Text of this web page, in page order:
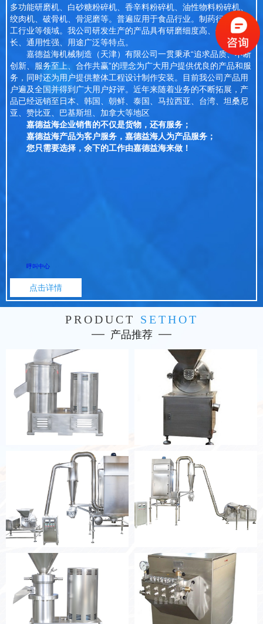
多功能研磨机、白砂糖粉碎机、香辛料粉碎机、油性物料粉碎机、
绞肉机、破骨机、骨泥磨等。普遍应用于食品行业。制药行业、化
工行业等领域。我公司研发生产的产品具有研磨细度高、使用寿命
长、通用性强、用途广泛等特点。
嘉德益海机械制造（天津）有限公司一贯秉承“追求品质、不断
创新、服务至上、合作共赢”的理念为广大用户提供优良的产品和服
务，同时还为用户提供整体工程设计制作安装。目前我公司产品用
户遍及全国并得到广大用户好评。近年来随着业务的不断拓展，产
品已经远销至日本、韩国、朝鲜、泰国、马拉西亚、台湾、坦桑尼
亚、赞比亚、巴基斯坦、加拿大等地区
嘉德益海企业销售的不仅是货物，还有服务；
嘉德益海产品为客户服务，嘉德益海人为产品服务；
您只需要选择，余下的工作由嘉德益海来做！
呼叫中心
点击详情
PRODUCT SETHOT
产品推荐
打碎机400
420、320粉碎机机组
胶体磨